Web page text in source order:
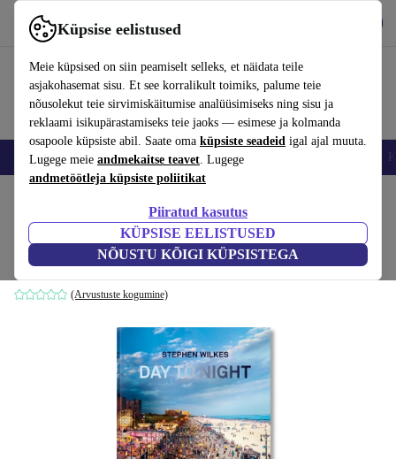
Küpsise eelistused
Meie küpsised on siin peamiselt selleks, et näidata teile
asjakohasemat sisu. Et see korralikult toimiks, palume teie
nõusolekut teie sirvimiskäitumise analüüsimiseks ning sisu ja
reklaami isikupärastamiseks teie jaoks — esimese ja kolmanda
osapoole küpsiste abil. Saate oma küpsiste seadeid igal ajal muuta.
Lugege meie andmekaitse teavet. Lugege
andmetöötleja küpsiste poliitikat
Piiratud kasutus
KÜPSISE EELISTUSED
NÕUSTU KÕIGI KÜPSISTEGA
Kasuta rakendust refurbed kiirelt ja lihtsalt
Nutitelefoni Sülearvutid Tahvelarvutid Nutikellad
Stephen Wilkes. Day to Night
valge
(Arvustuste kogumine)